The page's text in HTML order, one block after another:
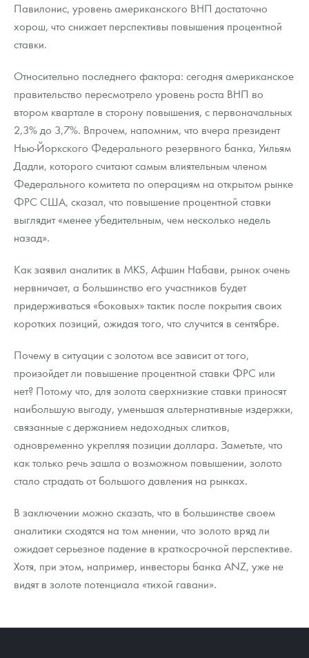
Павилонис, уровень американского ВНП достаточно
хорош, что снижает перспективы повышения процентной
ставки.
Относительно последнего фактора: сегодня американское
правительство пересмотрело уровень роста ВНП во
втором квартале в сторону повышения, с первоначальных
2,3% до 3,7%. Впрочем, напомним, что вчера президент
Нью-Йоркского Федерального резервного банка, Уильям
Дадли, которого считают самым влиятельным членом
Федерального комитета по операциям на открытом рынке
ФРС США, сказал, что повышение процентной ставки
выглядит «менее убедительным, чем несколько недель
назад».
Как заявил аналитик в MKS, Афшин Набави, рынок очень
нервничает, а большинство его участников будет
придерживаться «боковых» тактик после покрытия своих
коротких позиций, ожидая того, что случится в сентябре.
Почему в ситуации с золотом все зависит от того,
произойдет ли повышение процентной ставки ФРС или
нет? Потому что, для золота сверхнизкие ставки приносят
наибольшую выгоду, уменьшая альтернативные издержки,
связанные с держанием недоходных слитков,
одновременно укрепляя позиции доллара. Заметьте, что
как только речь зашла о возможном повышении, золото
стало страдать от большого давления на рынках.
В заключении можно сказать, что в большинстве своем
аналитики сходятся на том мнении, что золото вряд ли
ожидает серьезное падение в краткосрочной перспективе.
Хотя, при этом, например, инвесторы банка ANZ, уже не
видят в золоте потенциала «тихой гавани».